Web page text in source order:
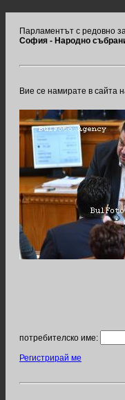
Парламентът с редовно
София - Народно
Вие се намирате в сайта
потребителско име:
Регистрирай ме